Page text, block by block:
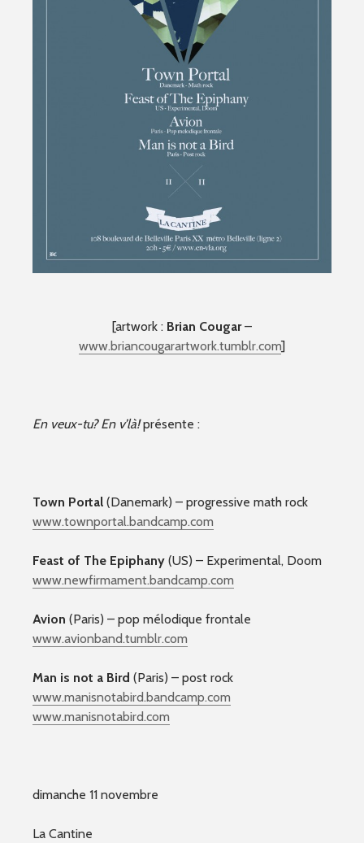
[artwork : Brian Cougar–
www.briancougarartwork.tumblr.com]
En veux-tu? En v’là!présente :
Town Portal (Danemark) – progressive math rock
www.townportal.bandcamp.com
Feast of The Epiphany (US) – Experimental, Doom
www.newfirmament.bandcamp.com
Avion (Paris) – pop mélodique frontale
www.avionband.tumblr.com
Man is not a Bird (Paris) – post rock
www.manisnotabird.bandcamp.com
www.manisnotabird.com
dimanche 11 novembre
La Cantine